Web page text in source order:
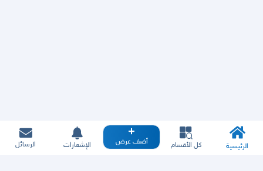
الرئيسية كل الأقسام أضف عرض الإشعارات الرسائل